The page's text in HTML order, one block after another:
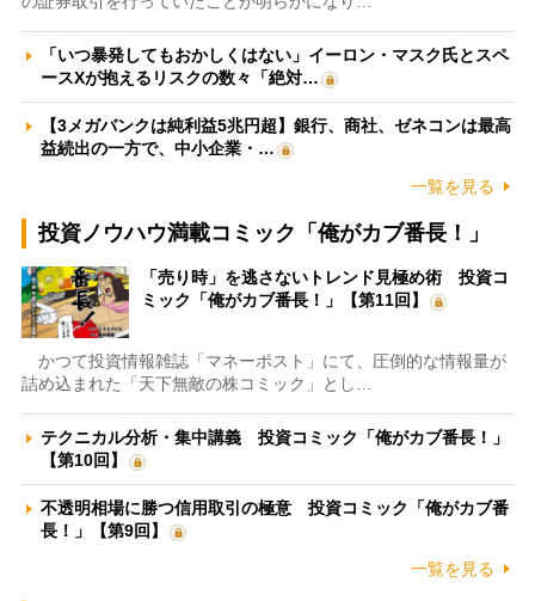
「いつ暴発してもおかしくはない」イーロン・マスク氏とスペ
ースXが抱えるリスクの数々「絶対…
【3メガバンクは純利益5兆円超】銀行、商社、ゼネコンは最高
益続出の一方で、中小企業・…
一覧を見る
投資ノウハウ満載コミック「俺がカブ番長！」
「売り時」を逃さないトレンド見極め術 投資コ
ミック「俺がカブ番長！」【第11回】
かつて投資情報雑誌「マネーポスト」にて、圧倒的な情報量が
詰め込まれた「天下無敵の株コミック」とし…
テクニカル分析・集中講義 投資コミック「俺がカブ番長！」
【第10回】
不透明相場に勝つ信用取引の極意 投資コミック「俺がカブ番
長！」【第9回】
一覧を見る